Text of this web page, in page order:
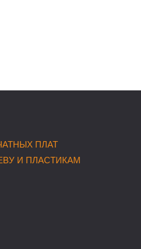
ПЛАТ
И ПЛАСТИКАМ